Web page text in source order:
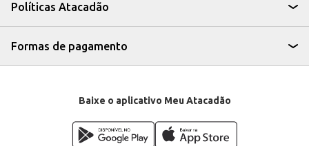
Políticas Atacadão
Formas de pagamento
Baixe o aplicativo Meu Atacadão